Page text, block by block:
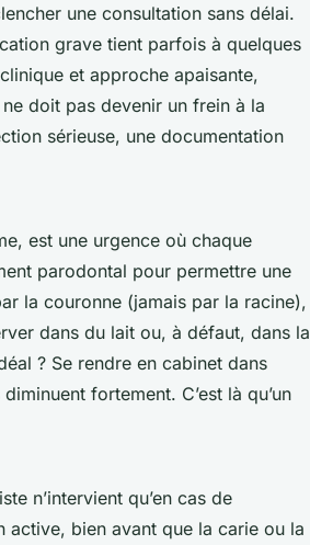
une consultation sans délai.
grave tient parfois à quelques
et approche apaisante,
doit pas devenir un frein à la
sérieuse, une documentation
est une urgence où chaque
parodontal pour permettre une
la couronne (jamais par la racine),
dans du lait ou, à défaut, dans la
? Se rendre en cabinet dans
fortement. C’est là qu’un
n’intervient qu’en cas de
active, bien avant que la carie ou la